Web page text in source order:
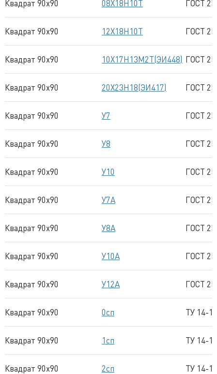
Квадрат 90x90 08Х18Н10Т ГОСТ
Квадрат 90x90 12Х18Н10Т ГОСТ
Квадрат 90x90 10Х17Н13М2Т(ЭИ448) ГОСТ
Квадрат 90x90 20Х23Н18(ЭИ417) ГОСТ
Квадрат 90x90 У7 ГОСТ
Квадрат 90x90 У8 ГОСТ
Квадрат 90x90 У10 ГОСТ
Квадрат 90x90 У7А ГОСТ
Квадрат 90x90 У8А ГОСТ
Квадрат 90x90 У10А ГОСТ
Квадрат 90x90 У12А ГОСТ
Квадрат 90x90 0сп ТУ 14-
Квадрат 90x90 1сп ТУ 14-
Квадрат 90x90 2сп ТУ 14-